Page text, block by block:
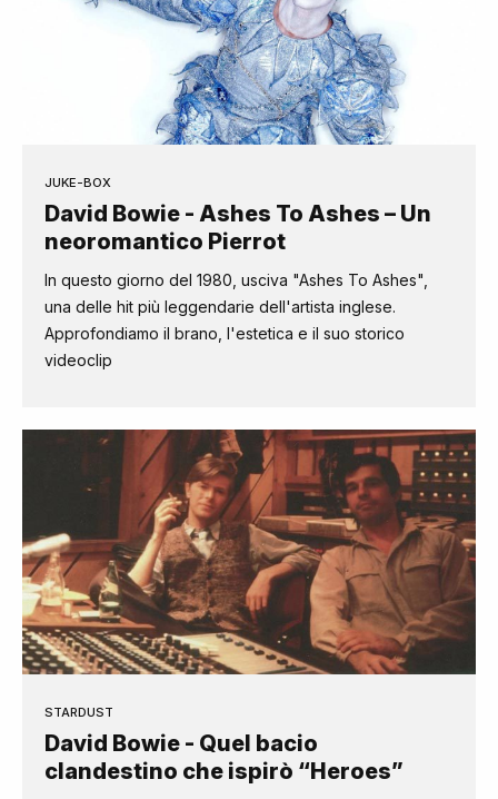
JUKE-BOX
David Bowie - Ashes To Ashes – Un
neoromantico Pierrot
In questo giorno del 1980, usciva "Ashes To Ashes",
una delle hit più leggendarie dell'artista inglese.
Approfondiamo il brano, l'estetica e il suo storico
videoclip
STARDUST
David Bowie - Quel bacio
clandestino che ispirò “Heroes”